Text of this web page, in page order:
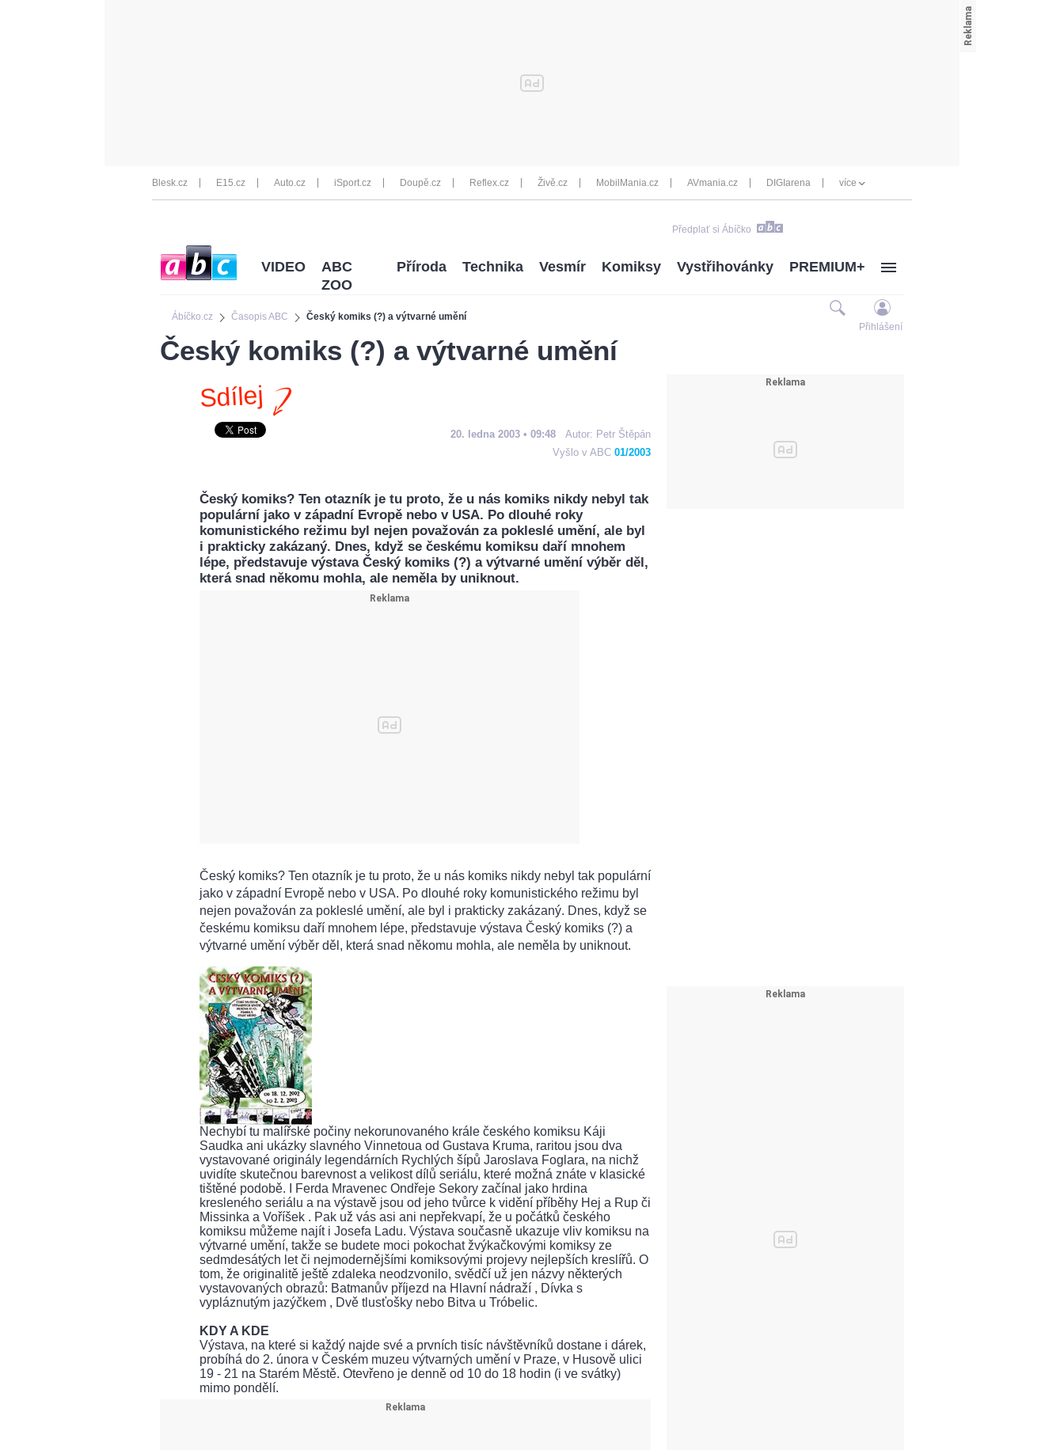
Blesk.cz E15.cz Auto.cz iSport.cz Doupě.cz Reflex.cz Živě.cz MobilMania.cz AVmania.cz DIGIarena více
Předplať si Ábíčko
Ábíčko.cz Časopis ABC Český komiks (?) a výtvarné umění
VIDEO
ABC
ZOO
Příroda Technika Vesmír Komiksy Vystřihovánky PREMIUM+
Přihlášení
Český komiks (?) a výtvarné umění
Sdílej
20. ledna 2003 • 09:48 Autor: Petr Štěpán
Vyšlo v ABC 01/2003
Český komiks? Ten otazník je tu proto, že u nás komiks nikdy nebyl tak
populární jako v západní Evropě nebo v USA. Po dlouhé roky
komunistického režimu byl nejen považován za pokleslé umění, ale byl
i prakticky zakázaný. Dnes, když se českému komiksu daří mnohem
lépe, představuje výstava Český komiks (?) a výtvarné umění výběr děl,
která snad někomu mohla, ale neměla by uniknout.
Český komiks? Ten otazník je tu proto, že u nás komiks nikdy nebyl tak populární
jako v západní Evropě nebo v USA. Po dlouhé roky komunistického režimu byl
nejen považován za pokleslé umění, ale byl i prakticky zakázaný. Dnes, když se
českému komiksu daří mnohem lépe, představuje výstava Český komiks (?) a
výtvarné umění výběr děl, která snad někomu mohla, ale neměla by uniknout.
Nechybí tu malířské počiny nekorunovaného krále českého komiksu Káji
Saudka ani ukázky slavného Vinnetoua od Gustava Kruma, raritou jsou dva
vystavované originály legendárních Rychlých šípů Jaroslava Foglara, na nichž
uvidíte skutečnou barevnost a velikost dílů seriálu, které možná znáte v klasické
tištěné podobě. I Ferda Mravenec Ondřeje Sekory začínal jako hrdina
kresleného seriálu a na výstavě jsou od jeho tvůrce k vidění příběhy Hej a Rup či
Missinka a Voříšek . Pak už vás asi ani nepřekvapí, že u počátků českého
komiksu můžeme najít i Josefa Ladu. Výstava současně ukazuje vliv komiksu na
výtvarné umění, takže se budete moci pokochat žvýkačkovými komiksy ze
sedmdesátých let či nejmodernějšími komiksovými projevy nejlepších kreslířů. O
tom, že originalitě ještě zdaleka neodzvonilo, svědčí už jen názvy některých
vystavovaných obrazů: Batmanův příjezd na Hlavní nádraží , Dívka s
vypláznutým jazýčkem , Dvě tlusťošky nebo Bitva u Tróbelic.
KDY A KDE
Výstava, na které si každý najde své a prvních tisíc návštěvníků dostane i dárek,
probíhá do 2. února v Českém muzeu výtvarných umění v Praze, v Husově ulici
19 - 21 na Starém Městě. Otevřeno je denně od 10 do 18 hodin (i ve svátky)
mimo pondělí.